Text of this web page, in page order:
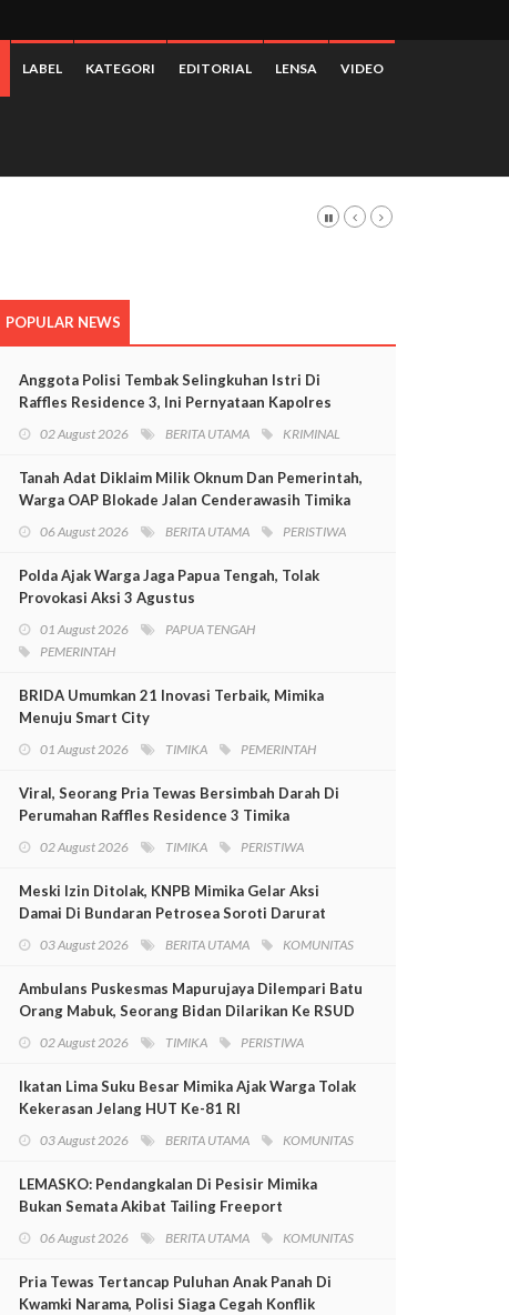
LABEL KATEGORI EDITORIAL LENSA VIDEO
POPULAR NEWS
Anggota Polisi Tembak Selingkuhan Istri Di
Raffles Residence 3, Ini Pernyataan Kapolres
02 August 2026 BERITA UTAMA KRIMINAL
Tanah Adat Diklaim Milik Oknum Dan Pemerintah,
Warga OAP Blokade Jalan Cenderawasih Timika
06 August 2026 BERITA UTAMA PERISTIWA
Polda Ajak Warga Jaga Papua Tengah, Tolak
Provokasi Aksi 3 Agustus
01 August 2026
PAPUA TENGAH
PEMERINTAH
BRIDA Umumkan 21 Inovasi Terbaik, Mimika
Menuju Smart City
01 August 2026 TIMIKA PEMERINTAH
Viral, Seorang Pria Tewas Bersimbah Darah Di
Perumahan Raffles Residence 3 Timika
02 August 2026 TIMIKA PERISTIWA
Meski Izin Ditolak, KNPB Mimika Gelar Aksi
Damai Di Bundaran Petrosea Soroti Darurat
03 August 2026 BERITA UTAMA KOMUNITAS
Ambulans Puskesmas Mapurujaya Dilempari Batu
Orang Mabuk, Seorang Bidan Dilarikan Ke RSUD
02 August 2026 TIMIKA PERISTIWA
Ikatan Lima Suku Besar Mimika Ajak Warga Tolak
Kekerasan Jelang HUT Ke-81 RI
03 August 2026 BERITA UTAMA KOMUNITAS
LEMASKO: Pendangkalan Di Pesisir Mimika
Bukan Semata Akibat Tailing Freeport
06 August 2026 BERITA UTAMA KOMUNITAS
Pria Tewas Tertancap Puluhan Anak Panah Di
Kwamki Narama, Polisi Siaga Cegah Konflik